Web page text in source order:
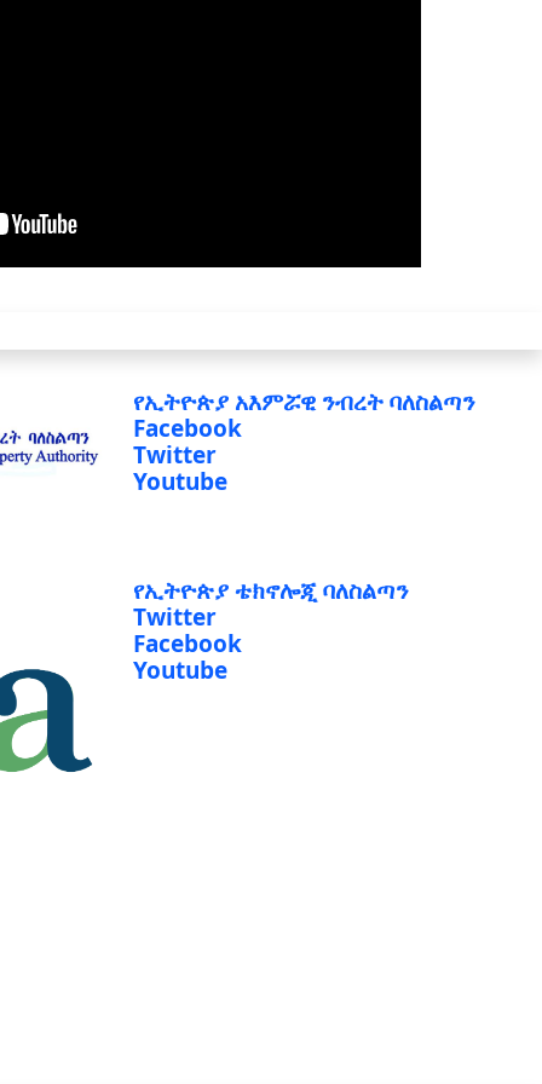
የኢትዮጵያ አእምሯዊ ንብረት ባለስልጣን
Facebook
Twitter
Youtube
የኢትዮጵያ ቴክኖሎጂ ባለስልጣን
Twitter
Facebook
Youtube